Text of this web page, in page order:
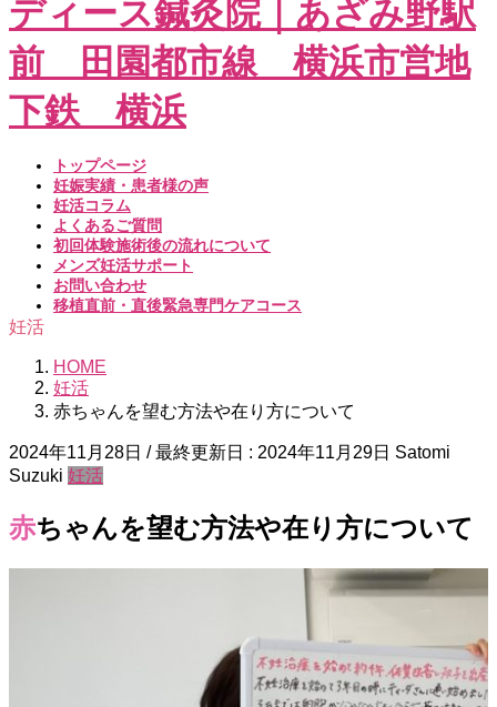
トップページ
妊娠実績・患者様の声
妊活コラム
よくあるご質問
初回体験施術後の流れについて
メンズ妊活サポート
お問い合わせ
移植直前・直後緊急専門ケアコース
妊活
HOME
妊活
赤ちゃんを望む方法や在り方について
2024年11月28日 / 最終更新日 : 2024年11月29日 Satomi
Suzuki 妊活
赤ちゃんを望む方法や在り方について